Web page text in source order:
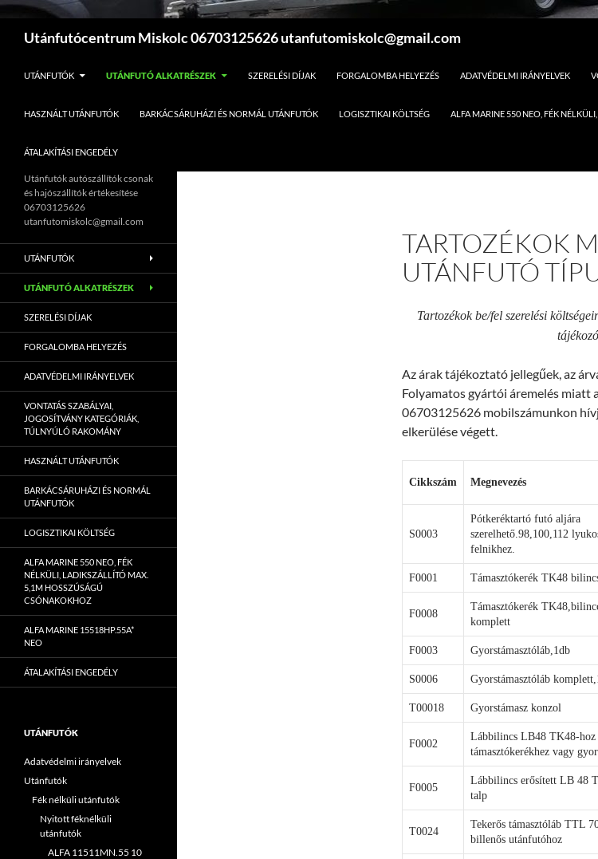
Utánfutócentrum Miskolc 06703125626 utanfutomiskolc@gmail.com
UTÁNFUTÓK UTÁNFUTÓ ALKATRÉSZEK SZERELÉSI DÍJAK FORGALOMBA HELYEZÉS ADATVÉDELMI IRÁNYELVEK
HASZNÁLT UTÁNFUTÓK BARKÁCSÁRUHÁZI ÉS NORMÁL UTÁNFUTÓK LOGISZTIKAI KÖLTSÉG ALFA MARINE 550 NEO, FÉK
ÁTALAKÍTÁSI ENGEDÉLY
TARTOZÉKOK
UTÁNFUTÓ
Tartozékok be/fel szerelési
Az árak tájékoztató jellegűek, az
Folyamatos gyártói áremelés miatt
06703125626 mobilszámunkon
elkerülése végett.
Cikkszám Megnevezés
S0003
Pótkeréktartó futó aljára
szerelhető.98,100,112
felnikhez.
F0001 Támasztókerék TK48
F0008
Támasztókerék
komplett
F0003 Gyorstámasztóláb,1db
S0006 Gyorstámasztóláb
T00018 Gyorstámasz konzol
F0002
Lábbilincs LB48 TK48-hoz
támasztókerékhez vagy
F0005
Lábbilincs erősített LB 48
talp
T0024
Tekerős támasztóláb TTL
billenős utánfutóhoz
Utánfutók autószállítók csonak
és hajószállítók értékesítése
06703125626
utanfutomiskolc@gmail.com
UTÁNFUTÓK
UTÁNFUTÓ ALKATRÉSZEK
SZERELÉSI DÍJAK
FORGALOMBA HELYEZÉS
ADATVÉDELMI IRÁNYELVEK
VONTATÁS SZABÁLYAI,
JOGOSÍTVÁNY KATEGÓRIÁK,
TÚLNYÚLÓ RAKOMÁNY
HASZNÁLT UTÁNFUTÓK
BARKÁCSÁRUHÁZI ÉS NORMÁL
UTÁNFUTÓK
LOGISZTIKAI KÖLTSÉG
ALFA MARINE 550 NEO, FÉK
NÉLKÜLI, LADIKSZÁLLÍTÓ MAX.
5,1M HOSSZÚSÁGÚ
CSÓNAKOKHOZ
ALFA MARINE 15518HP.55A*
NEO
ÁTALAKÍTÁSI ENGEDÉLY
UTÁNFUTÓK
Adatvédelmi irányelvek
Utánfutók
Fék nélküli utánfutók
Nyitott féknélküli
utánfutók
ALFA 11511MN.55 10